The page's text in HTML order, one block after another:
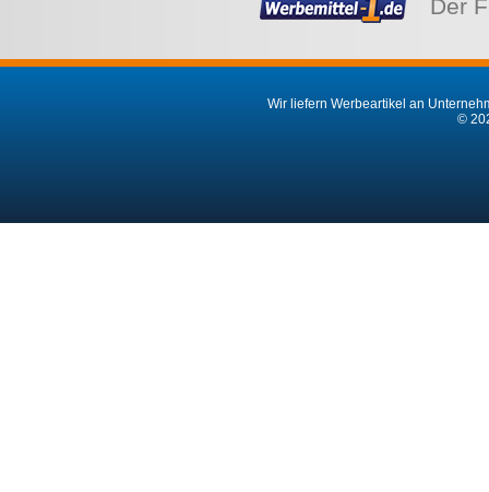
Der
Wir liefern Werbeartikel an
©